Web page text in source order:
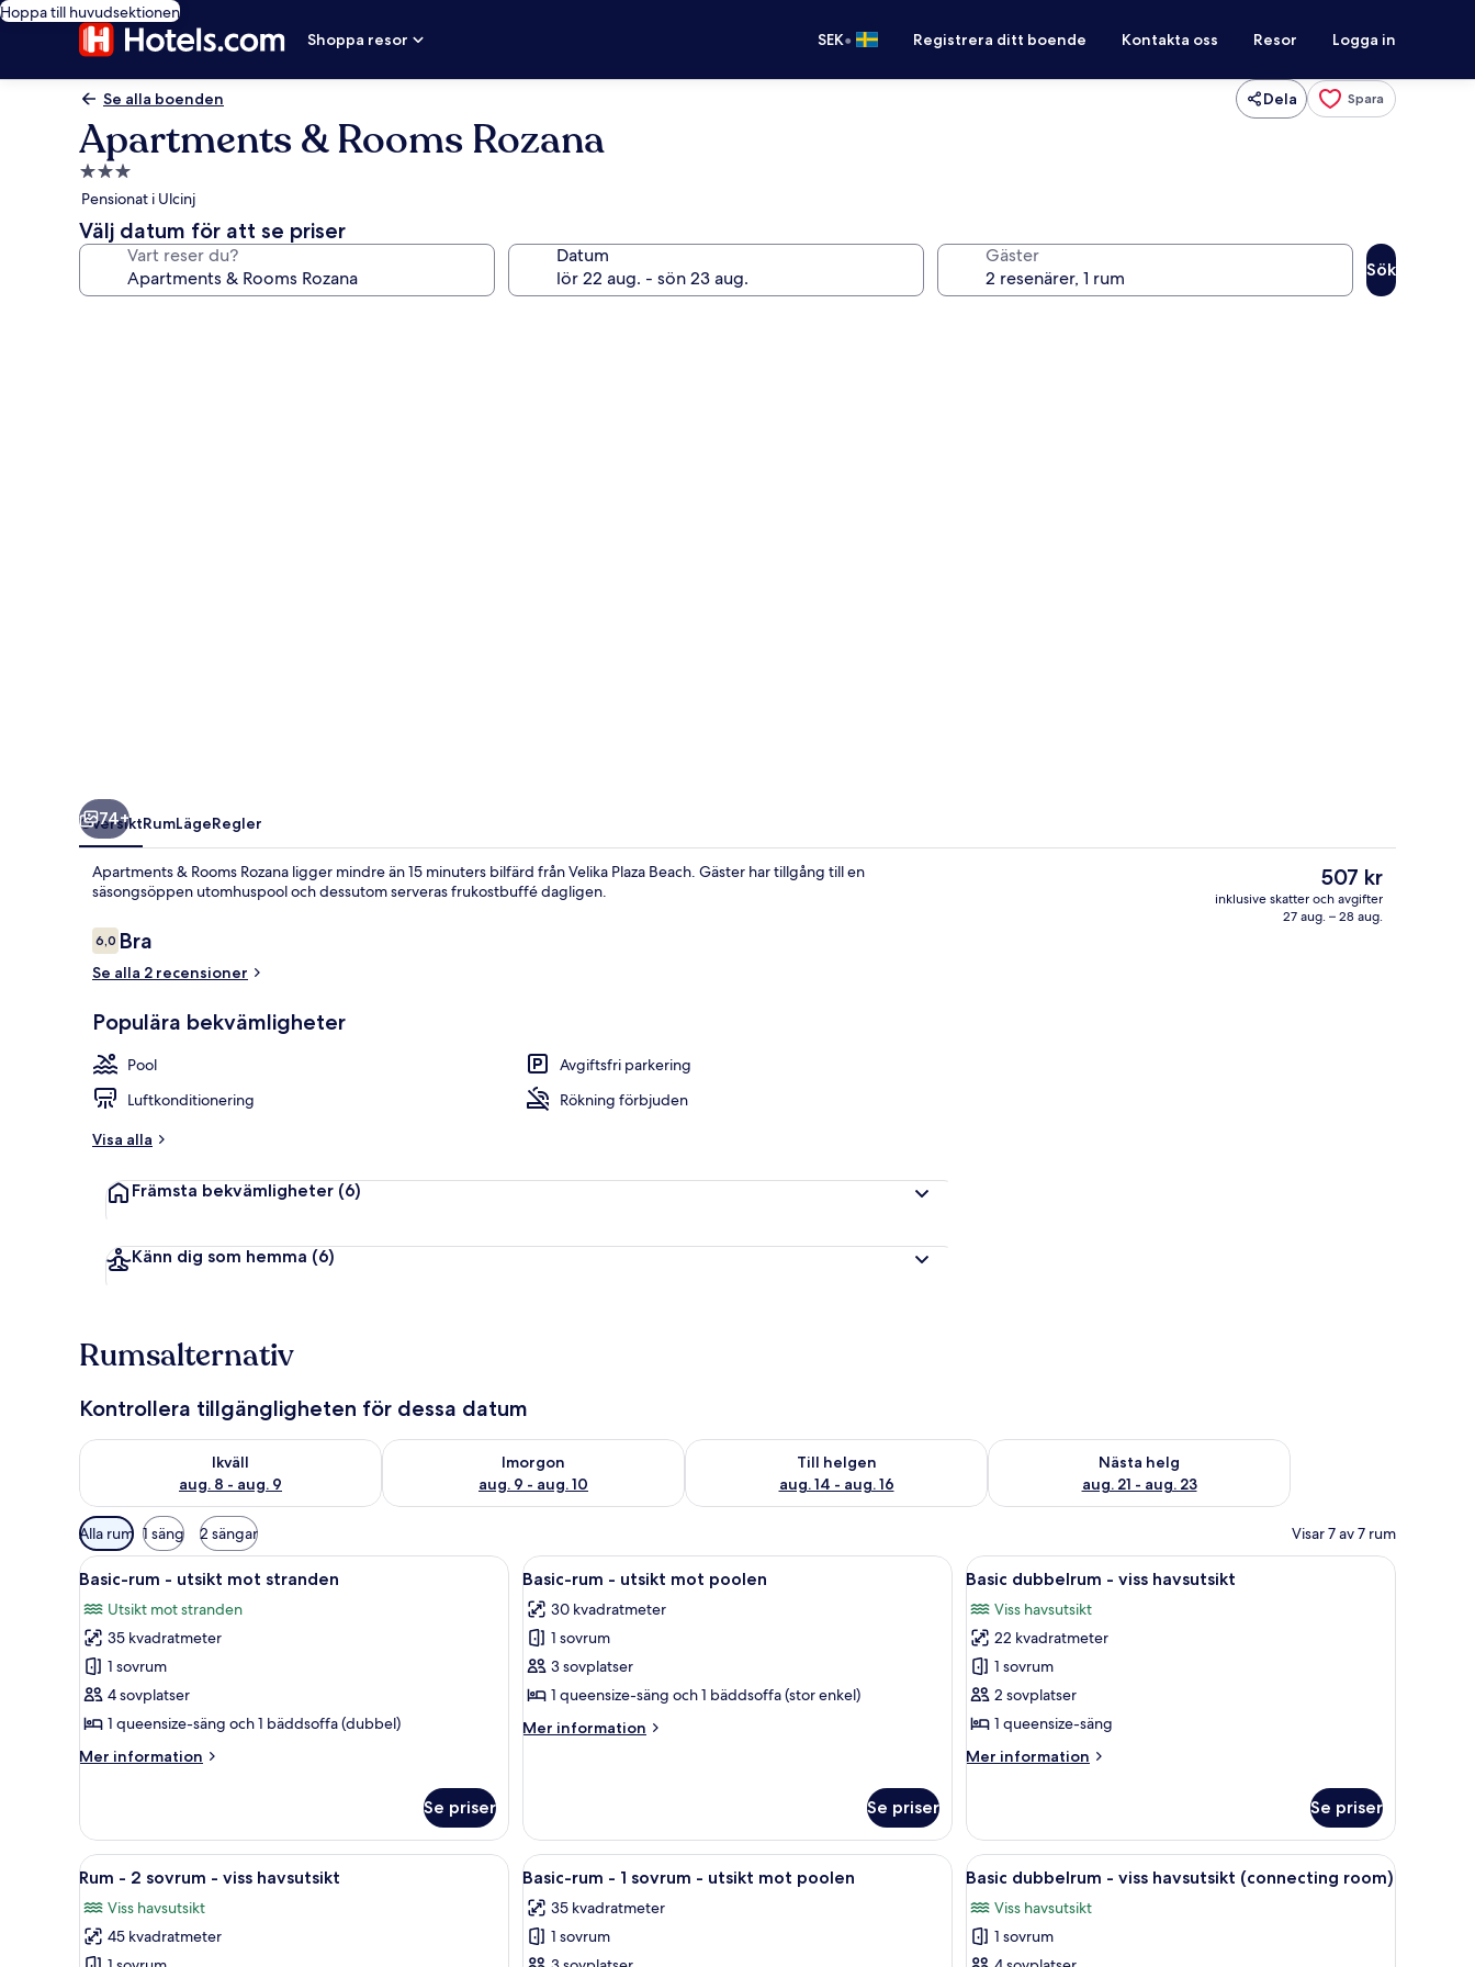
Hoppa till huvudsektionen
Shoppa resor
SEK• Registrera ditt boende Kontakta oss Resor Logga in
Se alla boenden Dela Spara
Apartments & Rooms Rozana
3.0-
stjärnigt
boende
Pensionat i Ulcinj
Välj datum för att se priser
Vart reser du? Datum Gäster
Sök
Classic-rum | Vardagsrum
74+
ÖversiktRumLägeRegler
Apartments & Rooms Rozana ligger mindre än 15 minuters bilfärd från Velika Plaza Beach. Gäster har tillgång till en
säsongsöppen utomhuspool och dessutom serveras frukostbuffé dagligen.
Recensioner
6,06,0 av 10,
Bra
Se alla 2 recensioner
Populära bekvämligheter
Pool
Avgiftsfri parkering
Luftkonditionering
Rökning förbjuden
Visa alla
Främsta bekvämligheter (6)
Känn dig som hemma (6)
Det
nuvarande
priset
507 kr
inklusive skatter och avgifter
27 aug. – 28 aug.
Rumsalternativ
Kontrollera tillgängligheten för dessa datum
Ikväll
aug. 8 - aug. 9
Kontrollera tillgängligheten för ikväll aug. 8 - aug. 9
Imorgon
aug. 9 - aug. 10
Kontrollera tillgängligheten för imorgon aug. 9 - aug. 10
Till helgen
aug. 14 - aug. 16
Kontrollera tillgängligheten för den här helgen aug. 14 - aug. 16
Nästa helg
aug. 21 - aug. 23
Kontrollera tillgängligheten för nästa helg aug. 21 - aug. 23
Tillgängliga
filter
för
Alla rum 1 säng 2 sängar Visar 7 av 7 rum
Öppna
alla
foton
för
Basic-
rum
-
mot
En kuststad med byggnader, en pir och fri utsikt över havet.
35
Basic-rum - utsikt mot stranden
Utsikt mot stranden
35 kvadratmeter
1 sovrum
4 sovplatser
1 queensize-säng och 1 bäddsoffa (dubbel)
Mer information
Mer
rum
utsikt
stranden
Se priser
Öppna
alla
foton
för
Basic-
rum
-
utsikt
En kuststad med byggnader, en pir och fri utsikt över havet.
35
Basic-rum - utsikt mot poolen
30 kvadratmeter
1 sovrum
3 sovplatser
1 queensize-säng och 1 bäddsoffa (stor enkel)
Mer information
Mer
-
utsikt
mot
poolen
Se priser
Öppna
alla
foton
för
Basic
dubbelrum
-
havsutsikt
Ett hotellrum med en stor säng, ett
8
Basic dubbelrum - viss havsutsikt
Viss havsutsikt
22 kvadratmeter
1 sovrum
2 sovplatser
1 queensize-säng
Mer information
Mer
dubbelrum
viss
Se priser
Öppna
alla
foton
för
En säng för en person med vita sängkläder i ett rum med en röd accentvägg och en mönstrad gardin.
6
Rum - 2 sovrum - viss havsutsikt
Viss havsutsikt
45 kvadratmeter
Öppna
alla
foton
för
En kuststad med byggnader, en pir och fri utsikt över havet.
11
Basic-rum - 1 sovrum - utsikt mot poolen
35 kvadratmeter
1 sovrum
Öppna
alla
foton
för
En snyggt bäddad säng med ett vitt
17
Basic dubbelrum - viss havsutsikt (connecting room)
Viss havsutsikt
1 sovrum